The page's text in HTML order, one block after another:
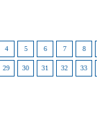
4 5 6 7 8
29 30 31 32 33